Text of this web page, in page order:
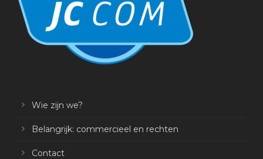
Wie zijn we?
Belangrijk: commercieel en rechten
Contact